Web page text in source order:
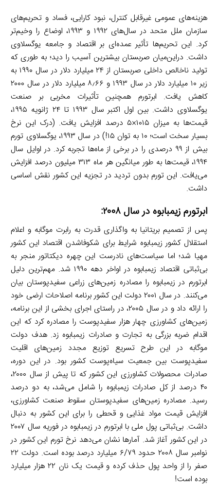
هزینه‌های عمومی غیرقابل کنترل، نبود کارایی، فساد و تحریم‌های
سازمان ملل متحد در سال‌های ۱۹۹۲ و ۱۹۹۳، اوضاع را وخیم‌تر
کرد. این تحریم‌ها تأثیر عمده‌ای بر اقتصاد و جامعه یوگسلاوی
داشت. دراین‌میان صربستان بیشترین آسیب را دید؛ به طوری که
تولید ناخالص داخلی صربستان از ۲۴ میلیارد دلار در سال ۱۹۹۰ به
زیر ۱۰ میلیارد دلار در سال ۱۹۹۳ و ۸٫۶۶ میلیارد دلار در سال ۲۰۰۰
کاهش یافت. ابرتورم همچنین تأثیرات مخربی بر صنعت
یوگسلاوی داشت. بین اول اکتبر سال ۱۹۹۳ تا ۲۴ ژانویه ۱۹۹۵،
قیمت‌ها به میزان ۱۰۱۵×۵ درصد افزایش یافت. (درک این نرخ
بسیار سخت است؛ ۱۰ به توان ۱۵!) در سال ۱۹۹۳، یوگسلاوی تورم
بیش از ۹۹ درصدی را در برخی از ماه‌ها تجربه کرد. در اوایل سال
۱۹۹۴، قیمت‌ها به طور میانگین هر ماه ۳۱۳ میلیون درصد افزایش
می‌یافت. این تورم بدون تردید در تجزیه این کشور نقش اساسی
داشت.
ابرتورم زیمبابوه در سال ۲۰۰۸:
پس از تصمیم بریتانیا به واگذاری قدرت به رابرت موگابه و اعلام
استقلال کشور زیمبابوه شرایط برای شکوفاشدن اقتصاد این کشور
مهیا شد؛ اما سیاست‌های نادرست این چهره دیکتاتور منجر به
بی‌ثباتی اقتصاد زیمبابوه در اواخر دهه ۱۹۹۰ شد. مهم‌ترین دلیل
ابرتورم در زیمبابوه را مصادره زمین‌های زراعی سفیدپوستان بیان
می‌کنند. در سال ۲۰۰۱ دولت این کشور برنامه اصلاحات ارضی خود
را ارائه داد و در سال ۲۰۰۵، در راستای اجرای بخشی از این برنامه،
زمین‌های کشاورزی چهار هزار سفیدپوست را مصادره کرد که این
اقدام ضربه بزرگی به تجارت و صادرات زیمبابوه زد. هدف دولت
موگابه در این طرح تسریع توزیع مجدد زمین‌های اقلیت
سفیدپوست بین جمعیت سیاه‌پوست کشور بود. در این دوره،
صادرات محصولات کشاورزی این کشور که تا پیش از سال ۲۰۰۰،
۴۰ درصد از کل صادرات زیمبابوه را شامل می‌شد، به دو درصد
رسید. مصادره زمین‌های سفیدپوستان سقوط صنعت کشاورزی،
افزایش قیمت مواد غذایی و قحطی را برای این کشور به دنبال
داشت. بی‌ثباتی پول ملی با ابرتورم در زیمبابوه در فوریه سال ۲۰۰۷
در این کشور آغاز شد. آمارها نشان می‌دهد نرخ تورم این کشور در
نوامبر سال ۲۰۰۸ حدود ۶/۷۹ میلیارد درصد بوده است. دولت ۲۲
صفر را از واحد پول حذف کرده و قیمت یک نان ۲۲ هزار میلیارد
بوده است!